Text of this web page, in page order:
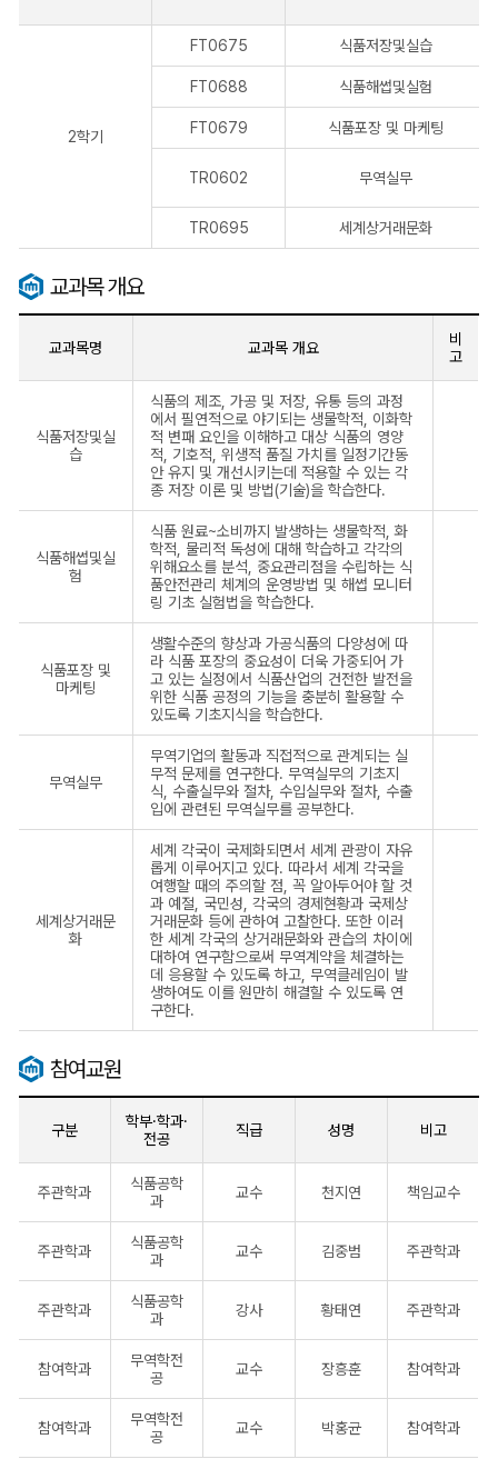
2학기
FT0675 식품저장및실습
FT0688 식품해썹및실험
FT0679 식품포장 및 마케팅
TR0602 무역실무
TR0695 세계상거래문화
교과목 개요
교과목명 교과목 개요
비
고
식품저장및실
습
식품의 제조, 가공 및 저장, 유통 등의 과정
에서 필연적으로 야기되는 생물학적, 이화학
적 변패 요인을 이해하고 대상 식품의 영양
적, 기호적, 위생적 품질 가치를 일정기간동
안 유지 및 개선시키는데 적용할 수 있는 각
종 저장 이론 및 방법(기술)을 학습한다.
식품해썹및실
험
식품 원료~소비까지 발생하는 생물학적, 화
학적, 물리적 독성에 대해 학습하고 각각의
위해요소를 분석, 중요관리점을 수립하는 식
품안전관리 체계의 운영방법 및 해썹 모니터
링 기초 실험법을 학습한다.
식품포장 및
마케팅
생활수준의 향상과 가공식품의 다양성에 따
라 식품 포장의 중요성이 더욱 가중되어 가
고 있는 실정에서 식품산업의 건전한 발전을
위한 식품 공정의 기능을 충분히 활용할 수
있도록 기초지식을 학습한다.
무역실무
무역기업의 활동과 직접적으로 관계되는 실
무적 문제를 연구한다. 무역실무의 기초지
식, 수출실무와 절차, 수입실무와 절차, 수출
입에 관련된 무역실무를 공부한다.
세계상거래문
화
세계 각국이 국제화되면서 세계 관광이 자유
롭게 이루어지고 있다. 따라서 세계 각국을
여행할 때의 주의할 점, 꼭 알아두어야 할 것
과 예절, 국민성, 각국의 경제현황과 국제상
거래문화 등에 관하여 고찰한다. 또한 이러
한 세계 각국의 상거래문화와 관습의 차이에
대하여 연구함으로써 무역계약을 체결하는
데 응용할 수 있도록 하고, 무역클레임이 발
생하여도 이를 원만히 해결할 수 있도록 연
구한다.
참여교원
구분
학부·학과·
전공
직급 성명 비고
주관학과
식품공학
과
교수 천지연 책임교수
주관학과
식품공학
과
교수 김중범 주관학과
주관학과
식품공학
과
강사 황태연 주관학과
참여학과
무역학전
공
교수 장흥훈 참여학과
참여학과
무역학전
공
교수 박홍균 참여학과